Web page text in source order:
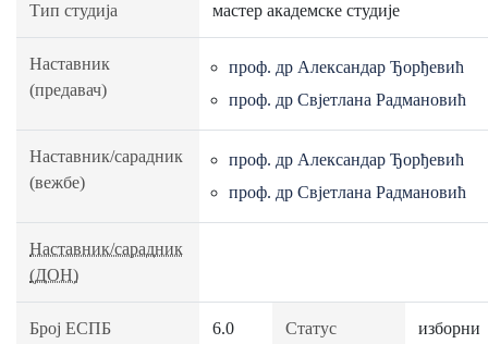
Тип студија мастер академске студије
Наставник
(предавач)
проф. др Александар Ђорђевић
проф. др Свјетлана Радмановић
Наставник/сарадник
(вежбе)
проф. др Александар Ђорђевић
проф. др Свјетлана Радмановић
Наставник/сарадник
(ДОН)
Број ЕСПБ 6.0
Статус
изборни